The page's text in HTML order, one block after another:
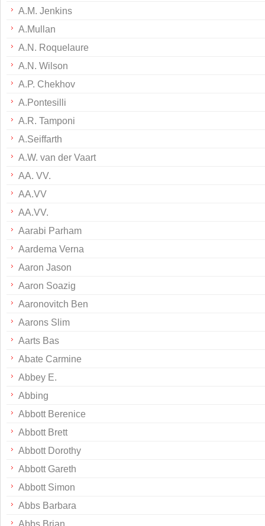
A.M. Jenkins
A.Mullan
A.N. Roquelaure
A.N. Wilson
A.P. Chekhov
A.Pontesilli
A.R. Tamponi
A.Seiffarth
A.W. van der Vaart
AA. VV.
AA.VV
AA.VV.
Aarabi Parham
Aardema Verna
Aaron Jason
Aaron Soazig
Aaronovitch Ben
Aarons Slim
Aarts Bas
Abate Carmine
Abbey E.
Abbing
Abbott Berenice
Abbott Brett
Abbott Dorothy
Abbott Gareth
Abbott Simon
Abbs Barbara
Abbs Brian